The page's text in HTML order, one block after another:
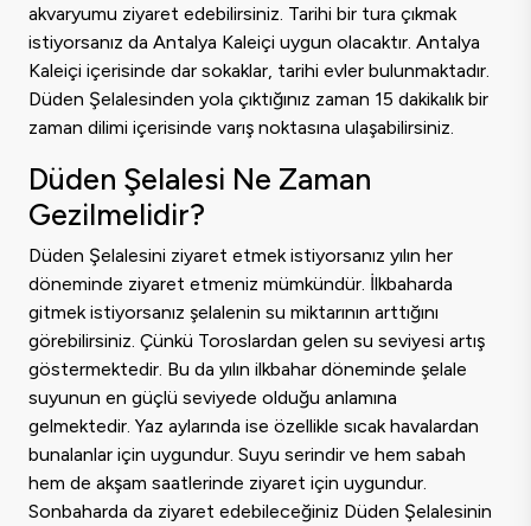
akvaryumu ziyaret edebilirsiniz. Tarihi bir tura çıkmak
istiyorsanız da Antalya Kaleiçi uygun olacaktır. Antalya
Kaleiçi içerisinde dar sokaklar, tarihi evler bulunmaktadır.
Düden Şelalesinden yola çıktığınız zaman 15 dakikalık bir
zaman dilimi içerisinde varış noktasına ulaşabilirsiniz.
Düden Şelalesi Ne Zaman
Gezilmelidir?
Düden Şelalesini ziyaret etmek istiyorsanız yılın her
döneminde ziyaret etmeniz mümkündür. İlkbaharda
gitmek istiyorsanız şelalenin su miktarının arttığını
görebilirsiniz. Çünkü Toroslardan gelen su seviyesi artış
göstermektedir. Bu da yılın ilkbahar döneminde şelale
suyunun en güçlü seviyede olduğu anlamına
gelmektedir. Yaz aylarında ise özellikle sıcak havalardan
bunalanlar için uygundur. Suyu serindir ve hem sabah
hem de akşam saatlerinde ziyaret için uygundur.
Sonbaharda da ziyaret edebileceğiniz Düden Şelalesinin